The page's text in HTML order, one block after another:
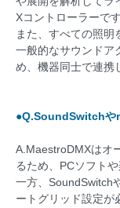
Xコントローラーです
また、すべての照明
一般的なサウンドア
め、機器同士で連携
●Q.SoundSwitch
A.MaestroDMXはオ
るため、PCソフト
一方、SoundSwitch
ートグリッド設定が